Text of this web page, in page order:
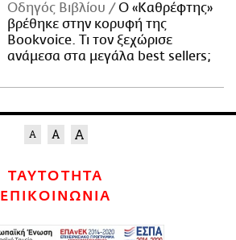
Οδηγός Βιβλίου
Ο «Καθρέφτης»
βρέθηκε στην κορυφή της
Bookvoice. Τι τον ξεχώρισε
ανάμεσα στα μεγάλα best sellers;
ΤΑΥΤΟΤΗΤΑ
ΕΠΙΚΟΙΝΩΝΙΑ